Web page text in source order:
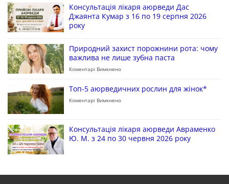
Консультація лікаря аюрведи Дас
Джаянта Кумар з 16 по 19 серпня 2026
року
Природний захист порожнини рота: чому
важлива не лише зубна паста
Коментарі Вимкнено
Топ-5 аюрведичних рослин для жінок*
Коментарі Вимкнено
Консультація лікаря аюрведи Авраменко
Ю. М. з 24 по 30 червня 2026 року